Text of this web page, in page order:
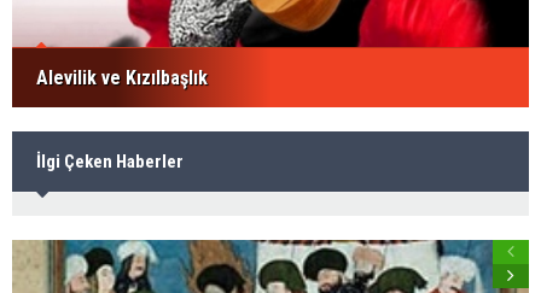
Alevilik ve Kızılbaşlık
İlgi Çeken Haberler